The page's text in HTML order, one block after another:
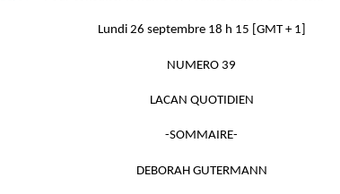
Lundi 26 septembre 18 h 15 [GMT + 1]
NUMERO 39
LACAN QUOTIDIEN
-SOMMAIRE-
DEBORAH GUTERMANN